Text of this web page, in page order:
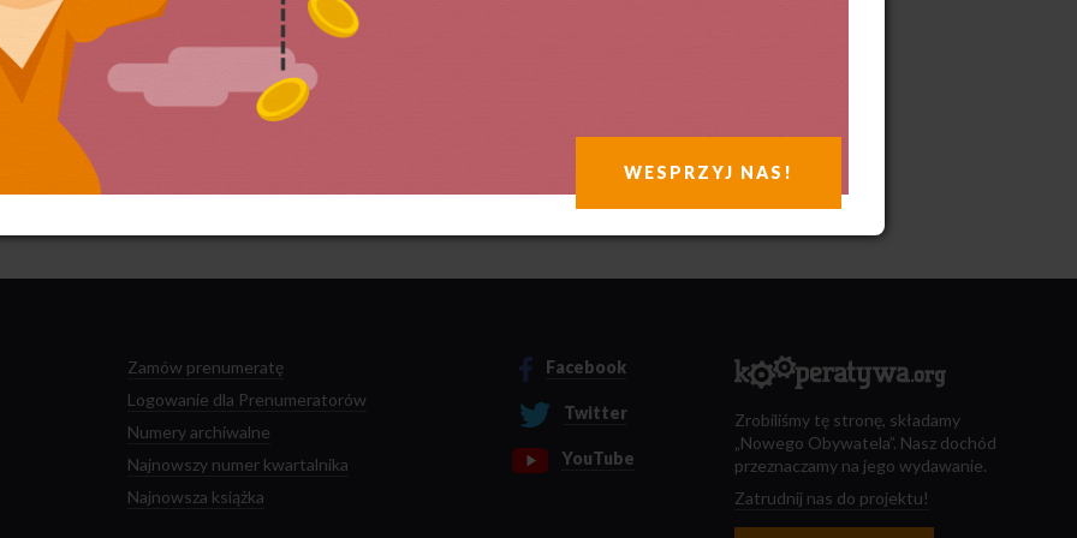
są dane Twoich komentarzy.
Zamów prenumeratę
Logowanie dla Prenumeratorów
Numery archiwalne
Najnowszy numer kwartalnika
Najnowsza książka
Facebook
Twitter
YouTube
Zrobiliśmy tę stronę, składamy
„Nowego Obywatela”. Nasz dochód
przeznaczamy na jego wydawanie.
Zatrudnij nas do projektu!
WESPRZYJ NAS!